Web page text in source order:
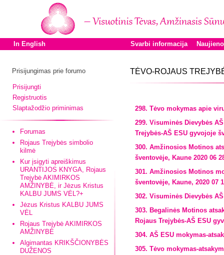
In English Svarbi informacija
Prisijungimas prie forumo
Prisijungti
Registruotis
Slaptažodžio priminimas
Forumas
Rojaus Trejybės simbolio
kilmė
Kur įsigyti apreiškimus
URANTIJOS KNYGA, Rojaus
Trejybė AKIMIRKOS
AMŽINYBĖ, ir Jėzus Kristus
KALBU JUMS VĖL?+
Jėzus Kristus KALBU JUMS
VĖL
Rojaus Trejybė AKIMIRKOS
AMŽINYBĖ
Algimantas KRIKŠČIONYBĖS
DUŽENOS
TĖVO-ROJAUS
298. Tėvo mokymas apie
299. Visuminės Dievybės
Trejybės-AŠ ESU gyvojoje
300. Amžinosios Motinos
šventovėje, Kaune 2020 06
301. Amžinosios Motinos
šventovėje, Kaune, 2020 07
302. Visuminės Dievybės
303. Begalinės Motinos
Rojaus Trejybės-AŠ ESU
304. AŠ ESU mokymas-
305. Tėvo mokymas-